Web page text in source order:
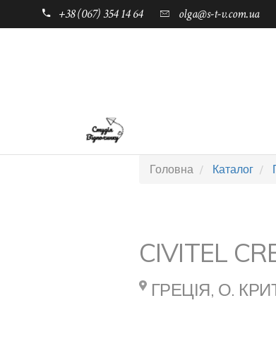
+38 (067) 354 14 64 olga@s-t-v.com.ua
Головна Каталог
CIVITEL
ГРЕЦІЯ, О.